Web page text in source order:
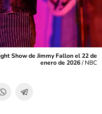
Show de Jimmy Fallon el 22 de
enero de 2026/NBC